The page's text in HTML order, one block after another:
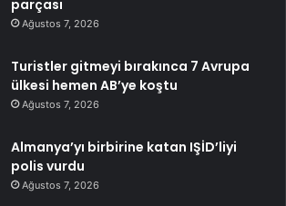
parçası
Ağustos 7, 2026
Turistler gitmeyi bırakınca 7 Avrupa
ülkesi hemen AB’ye koştu
Ağustos 7, 2026
Almanya’yı birbirine katan IŞİD’liyi
polis vurdu
Ağustos 7, 2026